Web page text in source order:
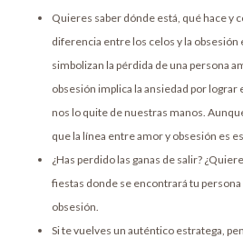
Quieres saber dónde está, qué hace y
diferencia entre los celos y la obsesión
simbolizan la pérdida de una persona
obsesión implica la ansiedad por lograr
nos lo quite de nuestras manos.
que la línea entre amor y obsesión es
¿Has perdido las ganas de salir?
fiestas donde se encontrará tu persona
obsesión.
Si te vuelves un auténtico estratega,